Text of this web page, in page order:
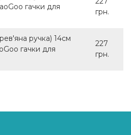
гачки для
грн.
ручка) 14см
гачки для
227
грн.